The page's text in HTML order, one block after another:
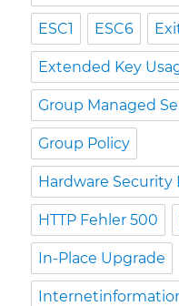
ESC1 ESC6
Extended Key
Group Managed
Group Policy
Hardware Security
HTTP Fehler 500
In-Place Upgrade